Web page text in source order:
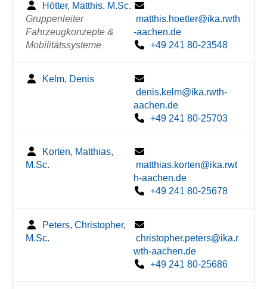
Hötter, Matthis, M.Sc.
Gruppenleiter
Fahrzeugkonzepte &
Mobilitätssysteme
matthis.hoetter@ika.rwth
-aachen.de
+49 241 80-23548
Kelm, Denis
denis.kelm@ika.rwth-
aachen.de
+49 241 80-25703
Korten, Matthias,
M.Sc.
matthias.korten@ika.rwt
h-aachen.de
+49 241 80-25678
Peters, Christopher,
M.Sc.
christopher.peters@ika.r
wth-aachen.de
+49 241 80-25686